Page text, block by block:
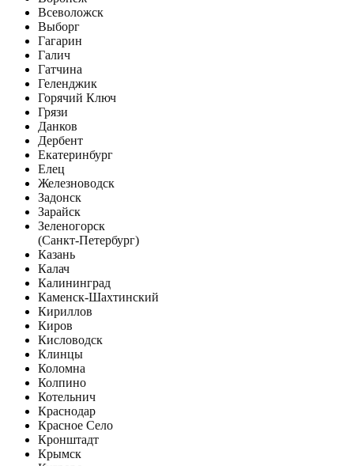
Всеволожск
Выборг
Гагарин
Галич
Гатчина
Геленджик
Горячий Ключ
Грязи
Данков
Дербент
Екатеринбург
Елец
Железноводск
Задонск
Зарайск
Зеленогорск
(Санкт-Петербург)
Казань
Калач
Калининград
Каменск-Шахтинский
Кириллов
Киров
Кисловодск
Клинцы
Коломна
Колпино
Котельнич
Краснодар
Красное Село
Кронштадт
Крымск